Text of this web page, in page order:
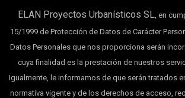
ELAN Proyectos Urbanísticos SL, en
15/1999 de Protección de Datos de Carácter
Datos Personales que nos proporciona serán
cuya finalidad es la prestación de nuestros
Igualmente, le informamos de que serán tratados
normativa vigente y de los derechos de acceso,